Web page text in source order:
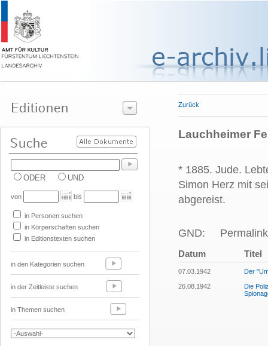
ODER UND
von bis
in Personen suchen
in Körperschaften suchen
in Editionstexten suchen
in den Kategorien suchen
in der Zeitleiste suchen
in Themen suchen
Zurück
Lauchheimer
* 1885. Jude.
Simon Herz mit
abgereist.
GND:
Datum Titel
07.03.1942 Der
26.08.1942
Die